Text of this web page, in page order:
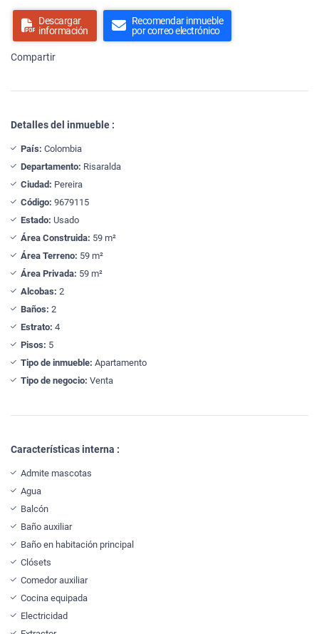
Descargar
información
Recomendar inmueble
por correo electrónico
Compartir
Detalles del inmueble :
País: Colombia
Departamento: Risaralda
Ciudad: Pereira
Código: 9679115
Estado: Usado
Área Construida: 59 m²
Área Terreno: 59 m²
Área Privada: 59 m²
Alcobas: 2
Baños: 2
Estrato: 4
Pisos: 5
Tipo de inmueble: Apartamento
Tipo de negocio: Venta
Características interna :
Admite mascotas
Agua
Balcón
Baño auxiliar
Baño en habitación principal
Clósets
Comedor auxiliar
Cocina equipada
Electricidad